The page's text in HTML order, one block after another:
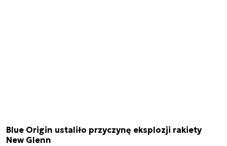
Blue Origin ustaliło przyczynę eksplozji rakiety
New Glenn